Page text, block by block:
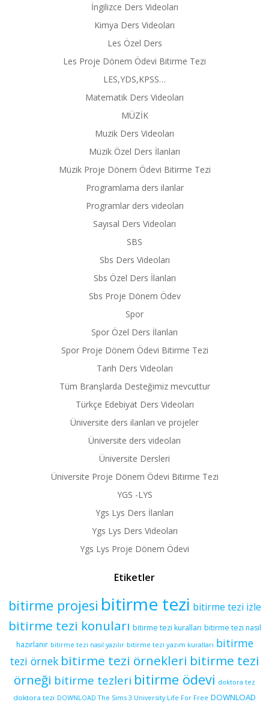
İngilizce Ders Videoları
Kimya Ders Videoları
Les Özel Ders
Les Proje Dönem Ödevi Bitirme Tezi
LES,YDS,KPSS…
Matematik Ders Videoları
MÜZİK
Muzik Ders Videoları
Müzik Özel Ders İlanları
Müzik Proje Dönem Ödevi Bitirme Tezi
Programlama ders ilanlar
Programlar ders videoları
Sayısal Ders Videoları
SBS
Sbs Ders Videoları
Sbs Özel Ders İlanları
Sbs Proje Dönem Ödev
Spor
Spor Özel Ders İlanları
Spor Proje Dönem Ödevi Bitirme Tezi
Tarih Ders Videoları
Tüm Branşlarda Desteğimiz mevcuttur
Türkçe Edebiyat Ders Videoları
Üniversite ders ilanları ve projeler
Üniversite ders videoları
Üniversite Dersleri
Üniversite Proje Dönem Ödevi Bitirme Tezi
YGS -LYS
Ygs Lys Ders İlanları
Ygs Lys Ders Videoları
Ygs Lys Proje Dönem Ödevi
Etiketler
bitirme projesi bitirme tezi bitirme tezi izle
bitirme tezi konuları bitirme tezi kuralları bitirme tezi nasıl
hazırlanır bitirme tezi nasıl yazılır bitirme tezi yazım kuralları bitirme
tezi örnek bitirme tezi örnekleri bitirme tezi
örneği bitirme tezleri bitirme ödevi doktora tez
doktora tezi DOWNLOAD The Sims 3 University Life For Free DOWNLOAD